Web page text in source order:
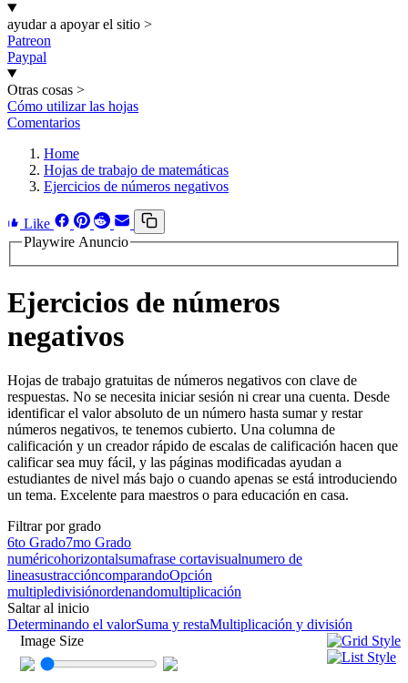
ayudar a apoyar el sitio >
Patreon
Paypal
Otras cosas >
Cómo utilizar las hojas
Comentarios
Home
Hojas de trabajo de matemáticas
Ejercicios de números negativos
Like
Playwire Anuncio
Ejercicios de números
negativos
Hojas de trabajo gratuitas de números negativos con clave de
respuestas. No se necesita iniciar sesión ni crear una cuenta. Desde
identificar el valor absoluto de un número hasta sumar y restar
números negativos, te tenemos cubierto. Una columna de
calificación y un creador rápido de escalas de calificación hacen que
calificar sea muy fácil, y las páginas modificadas ayudan a
estudiantes de nivel más bajo o cuando apenas se está introduciendo
un tema. Excelente para maestros o para educación en casa.
Filtrar por grado
6to Grado7mo Grado
numéricohorizontalsumafrase cortavisualnumero de
lineasustraccióncomparandoOpción
multipledivisiónordenandomultiplicación
Saltar al inicio
Determinando el valorSuma y restaMultiplicación y división
Image Size